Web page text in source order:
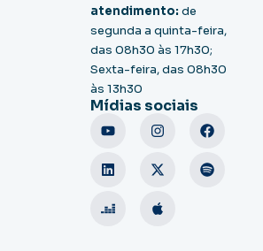
atendimento: de
segunda a quinta-feira,
das 08h30 às 17h30;
Sexta-feira, das 08h30
às 13h30
Mídias sociais